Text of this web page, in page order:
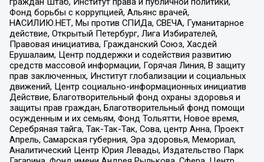
Фонд борьбы с коррупцией, Альянс врачей,
НАСИЛИЮ.НЕТ, Мы против СПИДа, СВЕЧА, Гуманитарное
действие, Открытый Петербург, Лига Избирателей,
Правовая инициатива, Гражданский Союз, Хасдей
Ерушалаим, Центр поддержки и содействия развитию
средств массовой информации, Горячая Линия, В защиту
прав заключенных, Институт глобализации и социальных
движений, Центр социально-информационных инициатив
Действие, Благотворительный фонд охраны здоровья и
защиты прав граждан, Благотворительный фонд помощи
осужденным и их семьям, Фонд Тольятти, Новое время,
Серебряная тайга, Так-Так-Так, Сова, центр Анна, Проект
Апрель, Самарская губерния, Эра здоровья, Мемориал,
Аналитический Центр Юрия Левады, Издательство Парк